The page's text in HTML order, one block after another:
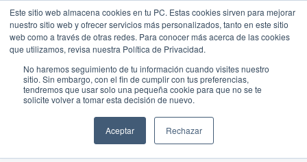
Este sitio web almacena cookies en tu PC. Estas cookies sirven para mejorar
nuestro sitio web y ofrecer servicios más personalizados, tanto en este sitio
web como a través de otras redes. Para conocer más acerca de las cookies
que utilizamos, revisa nuestra Política de Privacidad.
No haremos seguimiento de tu información cuando visites nuestro
sitio. Sin embargo, con el fin de cumplir con tus preferencias,
tendremos que usar solo una pequeña cookie para que no se te
solicite volver a tomar esta decisión de nuevo.
Aceptar Rechazar